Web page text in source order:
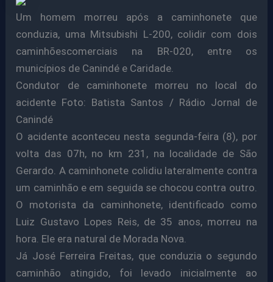
Um homem morreu após a caminhonete que
conduzia, uma Mitsubishi L-200, colidir com dois
caminhõescomerciais na BR-020, entre os
municípios de Canindé e Caridade.
Condutor de caminhonete morreu no local do
acidente Foto: Batista Santos / Rádio Jornal de
Canindé
O acidente aconteceu nesta segunda-feira (8), por
volta das 07h, no km 231, na localidade de São
Gerardo. A caminhonete colidiu lateralmente contra
um caminhão e em seguida se chocou contra outro.
O motorista da caminhonete, identificado como
Luiz Gustavo Lopes Reis, de 35 anos, morreu na
hora. Ele era natural de Morada Nova.
Já José Ferreira Freitas, que conduzia o segundo
caminhão atingido, foi levado inicialmente ao